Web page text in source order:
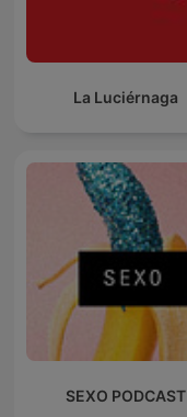
La Luciérnaga
SEXO PODCAST